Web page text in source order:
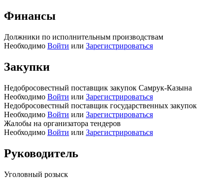
Финансы
Должники по исполнительным производствам
Необходимо Войти или Зарегистрироваться
Закупки
Недобросовестный поставщик закупок Самрук-Казына
Необходимо Войти или Зарегистрироваться
Недобросовестный поставщик государственных закупок
Необходимо Войти или Зарегистрироваться
Жалобы на организатора тендеров
Необходимо Войти или Зарегистрироваться
Руководитель
Уголовный розыск